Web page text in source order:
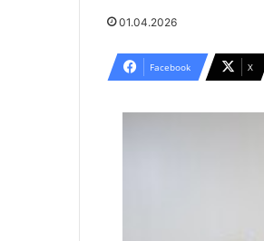
01.04.2026
Facebook X